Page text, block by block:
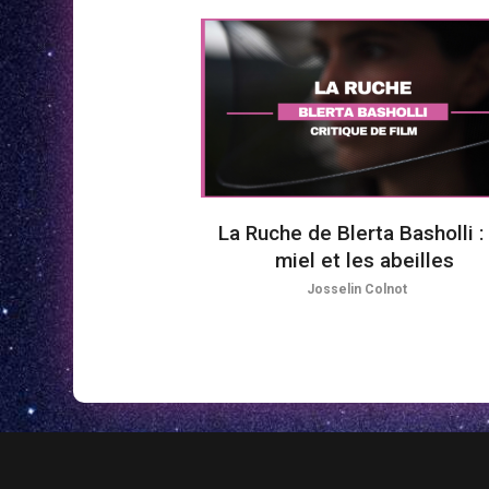
La Ruche de Blerta Basholli :
miel et les abeilles
Josselin Colnot